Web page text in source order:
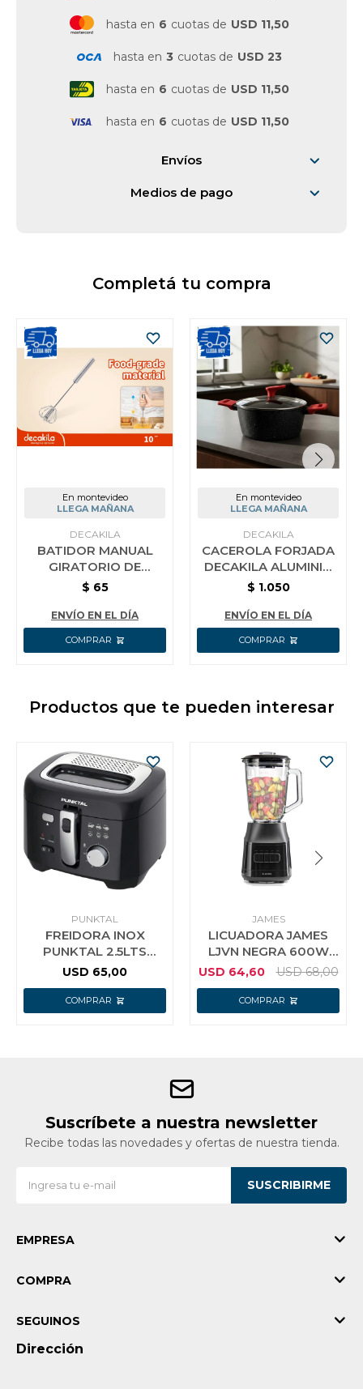
hasta en 6 cuotas de USD 11,50
hasta en 3 cuotas de USD 23
hasta en 6 cuotas de USD 11,50
hasta en 6 cuotas de USD 11,50
Envíos
Medios de pago
Completá tu compra
En montevideo
LLEGA MAÑANA
DECAKILA
BATIDOR MANUAL
GIRATORIO DE
COCINA AC INOX
$ 65
ENVÍO EN EL DÍA
En montevideo
LLEGA MAÑANA
DECAKILA
CACEROLA FORJADA
DECAKILA ALUMINIO
DOBLE AGARRE 24CM
$ 1.050
ENVÍO EN EL DÍA
Productos que te pueden interesar
PUNKTAL
FREIDORA INOX
PUNKTAL 2.5LTS
1800W FR105 F
USD 65,00
JAMES
LICUADORA JAMES
LJVN NEGRA 600W
15L JARRA VIDRIO
USD 64,60 USD 68,00
Suscríbete a nuestra newsletter
Recibe todas las novedades y ofertas de nuestra tienda.
SUSCRIBIRME
EMPRESA
COMPRA
Dirección
SEGUINOS